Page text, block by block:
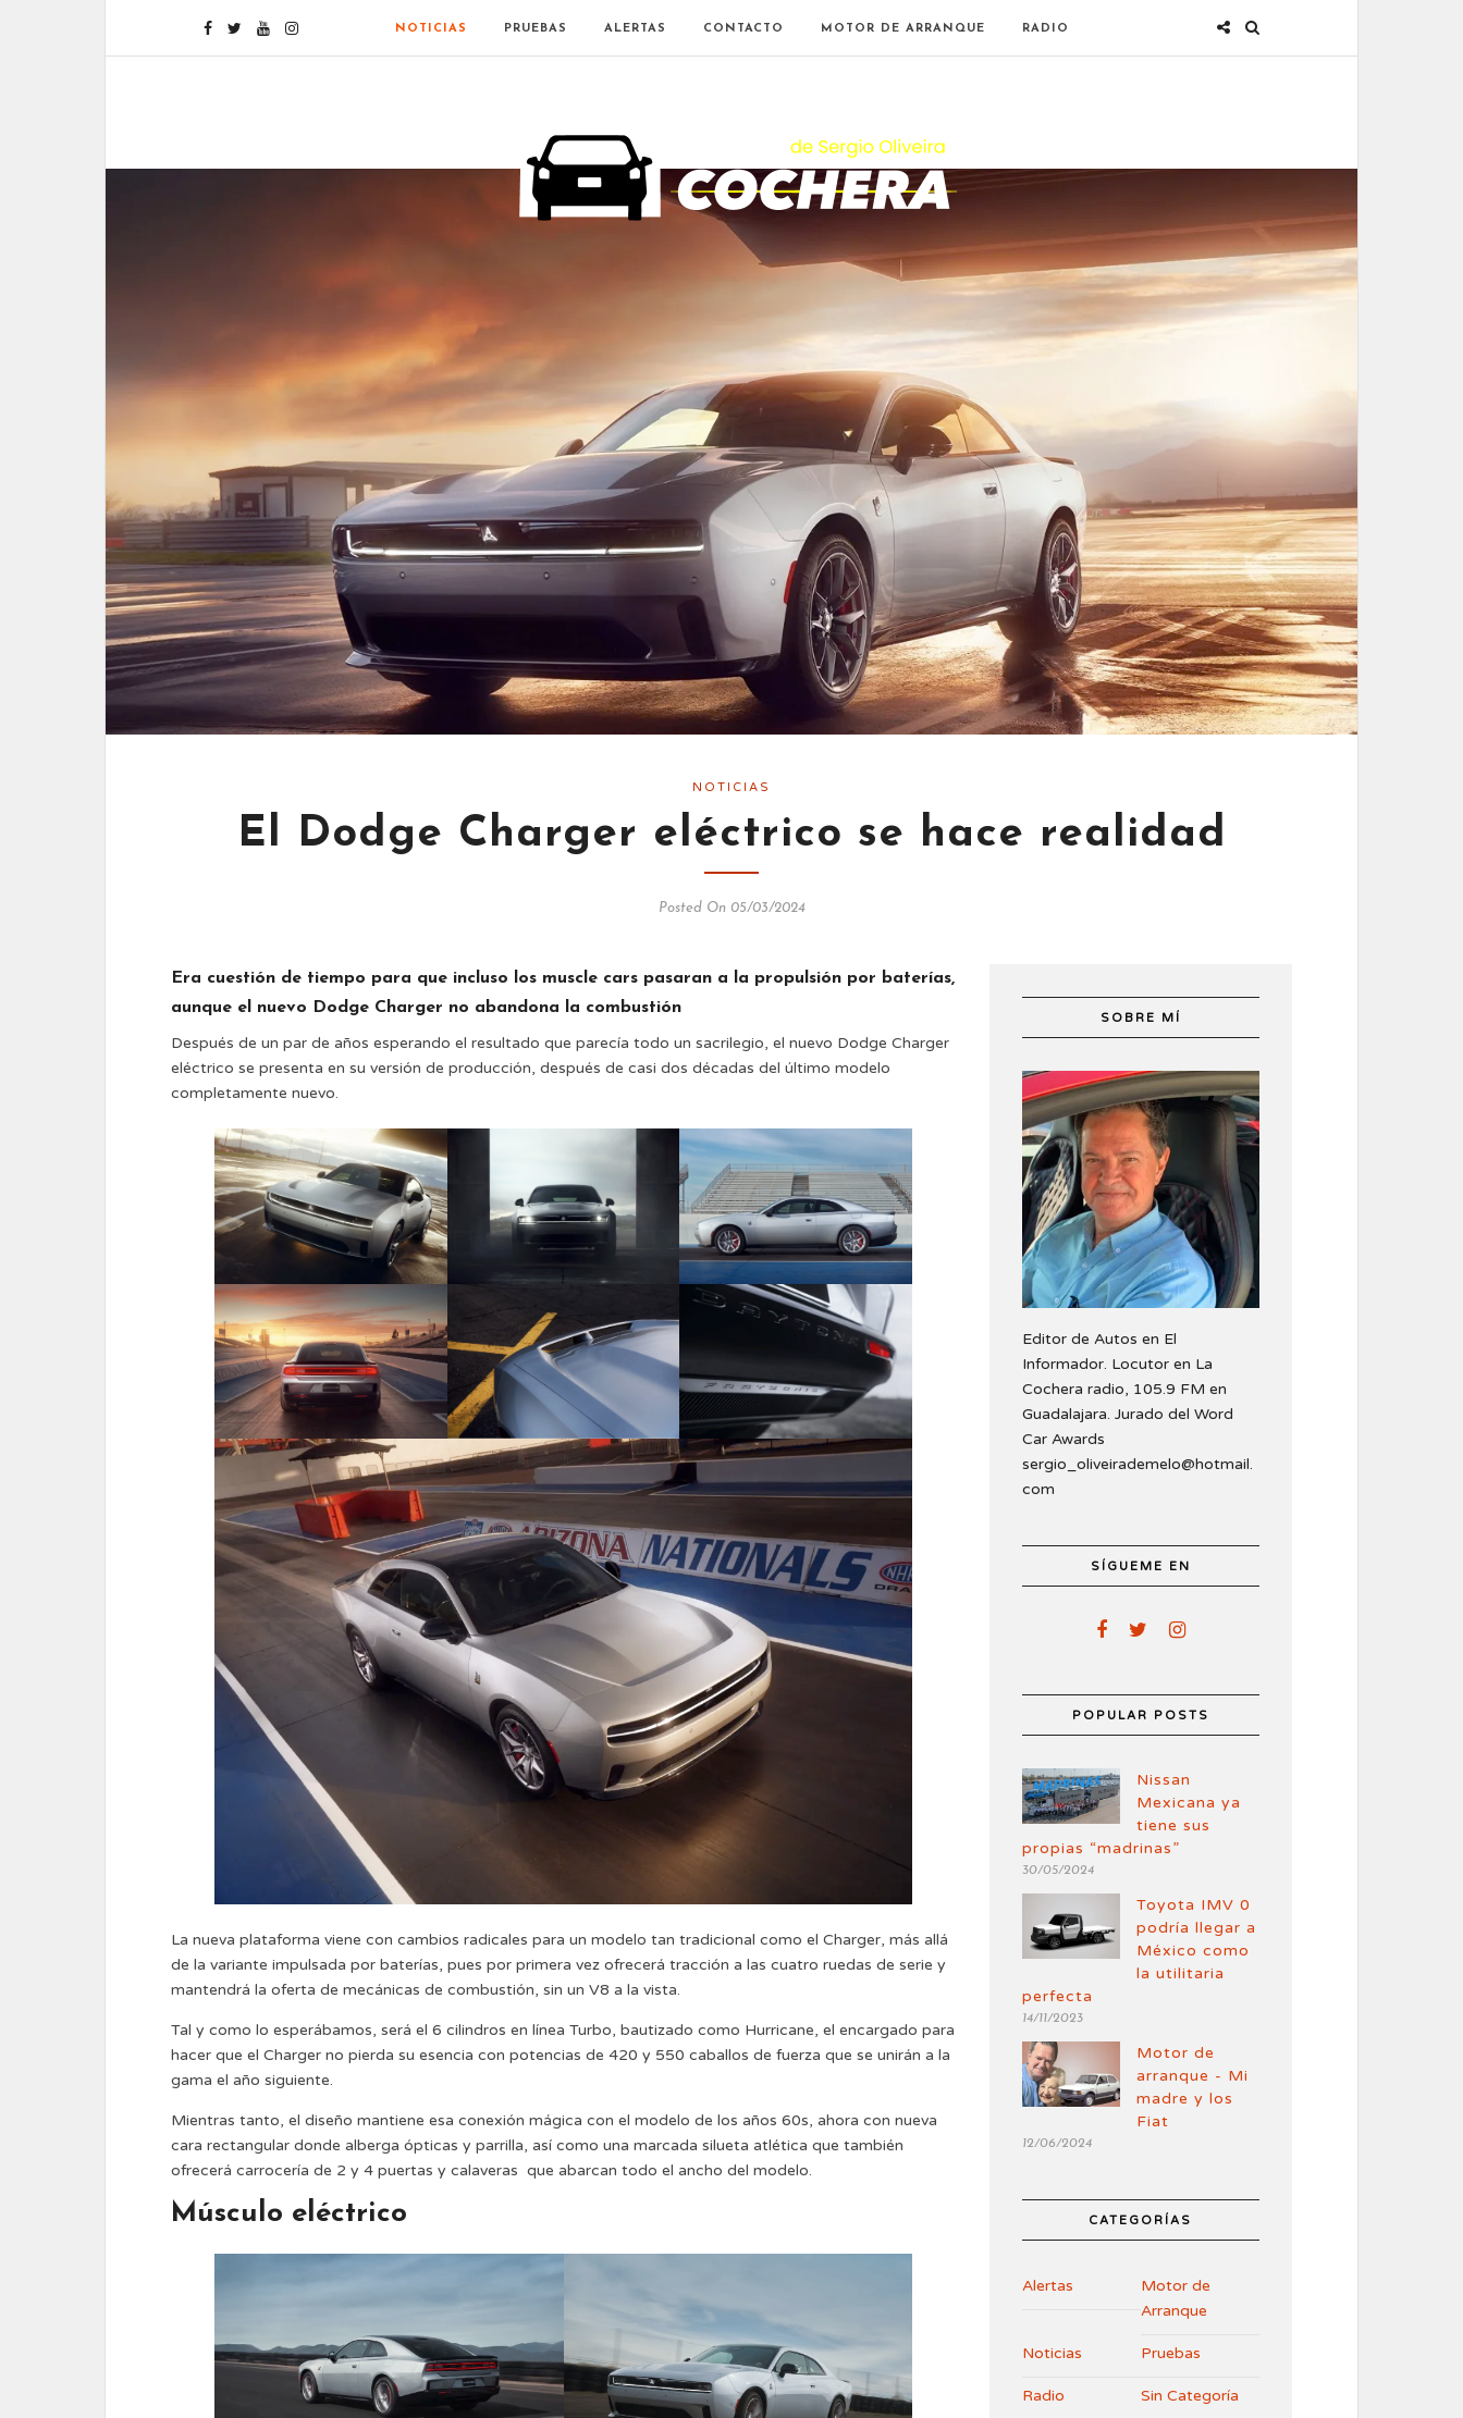
NOTICIAS PRUEBAS ALERTAS CONTACTO MOTOR DE ARRANQUE RADIO
NOTICIAS
El Dodge Charger eléctrico se hace realidad
Posted On 05/03/2024
Era cuestión de tiempo para que incluso los muscle cars pasaran a la propulsión por baterías,
aunque el nuevo Dodge Charger no abandona la combustión
Después de un par de años esperando el resultado que parecía todo un sacrilegio, el nuevo Dodge Charger
eléctrico se presenta en su versión de producción, después de casi dos décadas del último modelo
completamente nuevo.
La nueva plataforma viene con cambios radicales para un modelo tan tradicional como el Charger, más allá
de la variante impulsada por baterías, pues por primera vez ofrecerá tracción a las cuatro ruedas de serie y
mantendrá la oferta de mecánicas de combustión, sin un V8 a la vista.
Tal y como lo esperábamos, será el 6 cilindros en línea Turbo, bautizado como Hurricane, el encargado para
hacer que el Charger no pierda su esencia con potencias de 420 y 550 caballos de fuerza que se unirán a la
gama el año siguiente.
Mientras tanto, el diseño mantiene esa conexión mágica con el modelo de los años 60s, ahora con nueva
cara rectangular donde alberga ópticas y parrilla, así como una marcada silueta atlética que también
ofrecerá carrocería de 2 y 4 puertas y calaveras que abarcan todo el ancho del modelo.
Músculo eléctrico
SOBRE MÍ
Editor de Autos en El
Informador. Locutor en La
Cochera radio, 105.9 FM en
Guadalajara. Jurado del Word
Car Awards
sergio_oliveirademelo@hotmail.
com
SÍGUEME EN
POPULAR POSTS
Nissan
Mexicana ya
tiene sus
propias “madrinas”
30/05/2024
Toyota IMV 0
podría llegar a
México como
la utilitaria
perfecta
14/11/2023
Motor de
arranque - Mi
madre y los
Fiat
12/06/2024
CATEGORÍAS
Alertas
Motor de
Arranque
Noticias Pruebas
Radio Sin Categoría